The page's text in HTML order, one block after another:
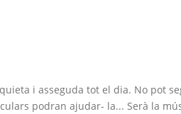
i asseguda tot el dia. No pot
podran ajudar- la... Serà la